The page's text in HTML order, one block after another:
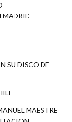
MADRID
SU DISCO DE
MAESTRE